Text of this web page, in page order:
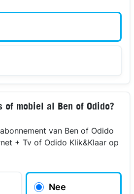
of mobiel al Ben of Odido?
van Ben of Odido
+ Tv of Odido Klik&Klaar op
Nee